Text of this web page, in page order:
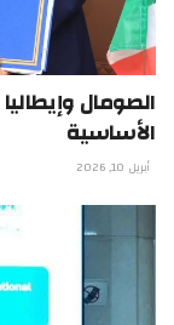
الصومال
الأساسية
أبريل 10, 2026